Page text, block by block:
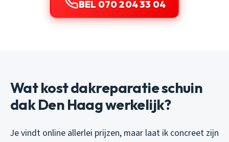
BEL 070 204 33 04
Wat kost dakreparatie schuin
dak Den Haag werkelijk?
Je vindt online allerlei prijzen, maar laat ik concreet zijn